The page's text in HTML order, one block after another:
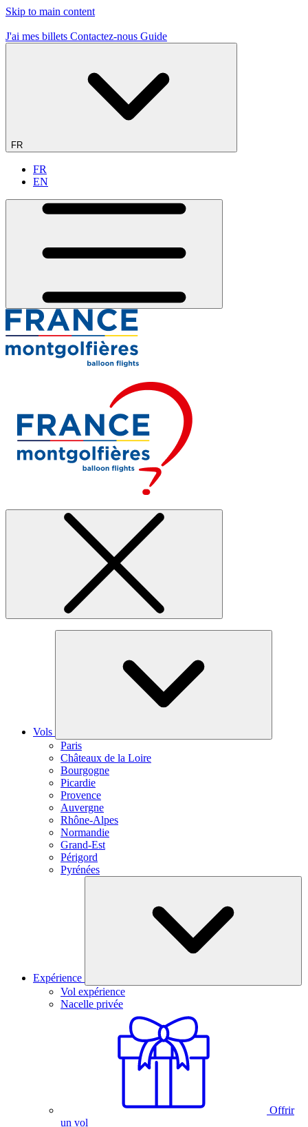
Skip to main content
J'ai mes billets Contactez-nous Guide
FR
FR
EN
Vols
Paris
Châteaux de la Loire
Bourgogne
Picardie
Provence
Auvergne
Rhône-Alpes
Normandie
Grand-Est
Périgord
Pyrénées
Expérience
Vol expérience
Nacelle privée
Offrir
un vol